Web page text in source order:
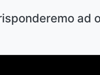
ad